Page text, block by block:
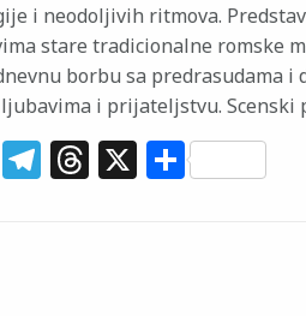
i neodoljivih ritmova.
stare tradicionalne romske
borbu sa predrasudama i
i prijateljstvu.
Telegram
Threads
X Share